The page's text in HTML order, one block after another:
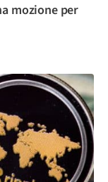
mozione per